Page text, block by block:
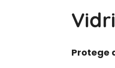
Protege